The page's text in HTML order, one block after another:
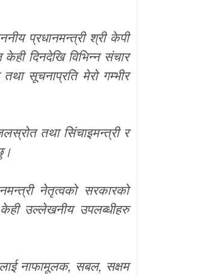
प्रधानमन्त्री श्री केपी
दिनदेखि विभिन्न संचार
सूचनाप्रति मेरो गम्भीर
तथा सिंचाइमन्त्री र
नेतृत्वको सरकारको
केही उल्लेखनीय उपलब्धीहरु
नाफामूलक, सबल, सक्षम